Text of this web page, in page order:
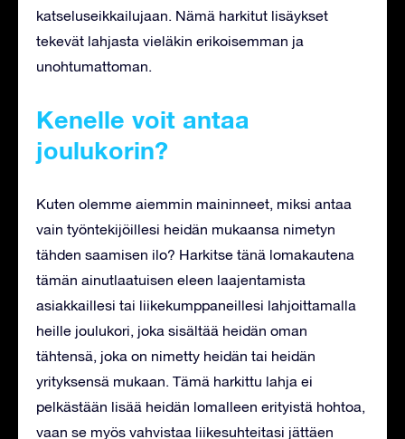
katseluseikkailujaan. Nämä harkitut lisäykset
tekevät lahjasta vieläkin erikoisemman ja
unohtumattoman.
Kenelle voit antaa
joulukorin?
Kuten olemme aiemmin maininneet, miksi antaa
vain työntekijöillesi heidän mukaansa nimetyn
tähden saamisen ilo? Harkitse tänä lomakautena
tämän ainutlaatuisen eleen laajentamista
asiakkaillesi tai liikekumppaneillesi lahjoittamalla
heille joulukori, joka sisältää heidän oman
tähtensä, joka on nimetty heidän tai heidän
yrityksensä mukaan. Tämä harkittu lahja ei
pelkästään lisää heidän lomalleen erityistä hohtoa,
vaan se myös vahvistaa liikesuhteitasi jättäen